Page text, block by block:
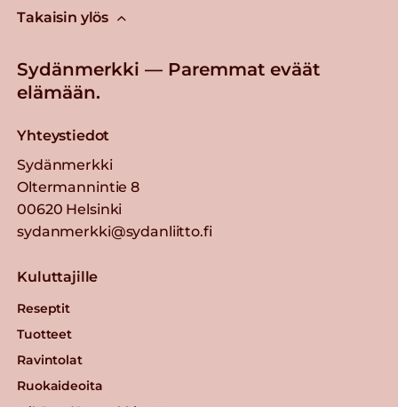
Takaisin ylös
Sydänmerkki — Paremmat eväät
elämään.
Yhteystiedot
Sydänmerkki
Oltermannintie 8
00620 Helsinki
sydanmerkki@sydanliitto.fi
Kuluttajille
Reseptit
Tuotteet
Ravintolat
Ruokaideoita